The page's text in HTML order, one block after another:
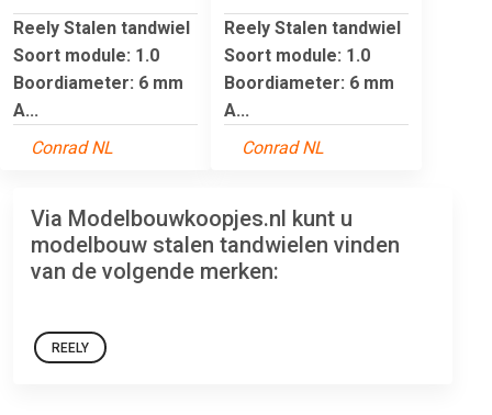
Reely Stalen tandwiel
Soort module: 1.0
Boordiameter: 6 mm
A...
Conrad NL
Reely Stalen tandwiel
Soort module: 1.0
Boordiameter: 6 mm
A...
Conrad NL
Via Modelbouwkoopjes.nl kunt u
modelbouw stalen tandwielen vinden
van de volgende merken:
REELY